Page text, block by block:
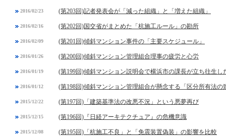
2016/02/23 (第203回)記者発表会が「減った組織」と「増えた組織」
2016/02/16 (第202回)国交省がまとめた「杭施工ルール」の勘所
2016/02/09 (第201回)傾斜マンション事件の「主要スケジュール」
2016/01/26 (第200回)傾斜マンション管理組合理事の疲労と心労
2016/01/19 (第199回)傾斜マンション説明会で横浜市の課長が立ち往生し
2016/01/12 (第198回)傾斜マンション管理組合が懸念する「区分所有法の
2015/12/22 (第197回)「建築基準法の改悪不況」という悪夢再び
2015/12/15 (第196回)『日経アーキテクチュア』の危機意識
2015/12/08 (第195回)「杭施工不良」と「免震装置偽装」の影響を比較